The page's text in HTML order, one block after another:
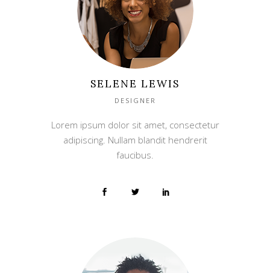
SELENE LEWIS
DESIGNER
Lorem ipsum dolor sit amet, consectetur
adipiscing. Nullam blandit hendrerit
faucibus.